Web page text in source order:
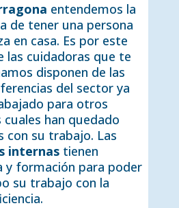
entendemos la
de tener una persona
en casa. Es por este
las cuidadoras que te
disponen de las
del sector ya
para otros
cuales han quedado
con su trabajo. Las
internastienen
y formación para poder
su trabajo con la